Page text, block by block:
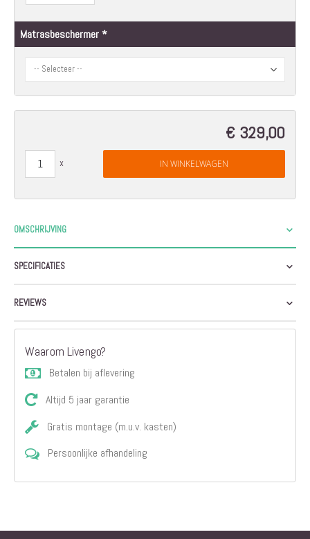
Matrasbeschermer
€ 329,00
IN WINKELWAGEN
OMSCHRIJVING
SPECIFICATIES
REVIEWS
Waarom Livengo?
Betalen bij aflevering
Altijd 5 jaar garantie
Gratis montage (m.u.v. kasten)
Persoonlijke afhandeling